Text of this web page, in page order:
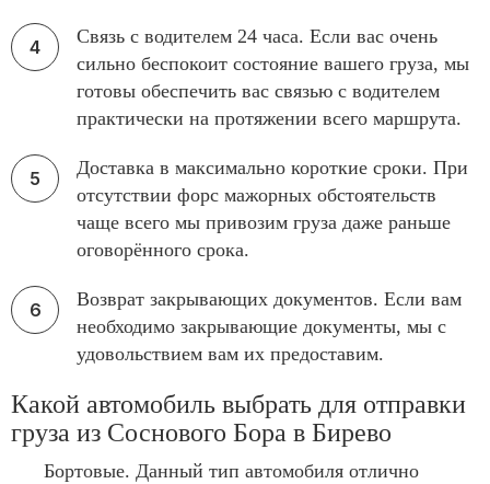
Связь с водителем 24 часа. Если вас очень
сильно беспокоит состояние вашего груза, мы
готовы обеспечить вас связью с водителем
практически на протяжении всего маршрута.
Доставка в максимально короткие сроки. При
отсутствии форс мажорных обстоятельств
чаще всего мы привозим груза даже раньше
оговорённого срока.
Возврат закрывающих документов. Если вам
необходимо закрывающие документы, мы с
удовольствием вам их предоставим.
Какой автомобиль выбрать для отправки
груза из Соснового Бора в Бирево
Бортовые. Данный тип автомобиля отлично